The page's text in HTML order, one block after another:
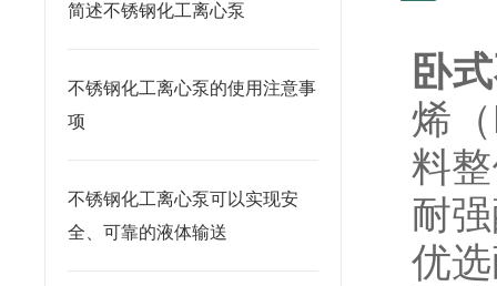
简述不锈钢化工离心泵
不锈钢化工离心泵的使用注意事
项
不锈钢化工离心泵可以实现安
全、可靠的液体输送
卧
烯
料
耐
优